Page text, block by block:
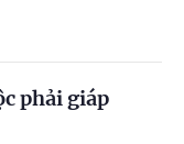
phải giáp